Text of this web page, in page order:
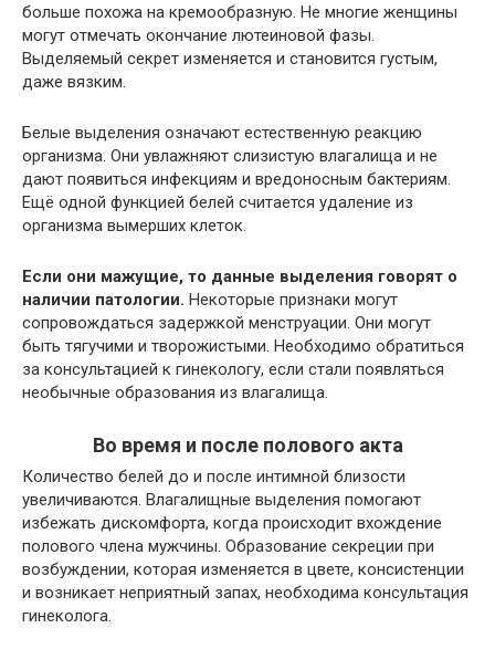
больше похожа на кремообразную. Не многие женщины
могут отмечать окончание лютеиновой фазы.
Выделяемый секрет изменяется и становится густым,
даже вязким.
Белые выделения означают естественную реакцию
организма. Они увлажняют слизистую влагалища и не
дают появиться инфекциям и вредоносным бактериям.
Ещё одной функцией белей считается удаление из
организма вымерших клеток.
Если они мажущие, то данные выделения говорят о
наличии патологии. Некоторые признаки могут
сопровождаться задержкой менструации. Они могут
быть тягучими и творожистыми. Необходимо обратиться
за консультацией к гинекологу, если стали появляться
необычные образования из влагалища.
Во время и после полового акта
Количество белей до и после интимной близости
увеличиваются. Влагалищные выделения помогают
избежать дискомфорта, когда происходит вхождение
полового члена мужчины. Образование секреции при
возбуждении, которая изменяется в цвете, консистенции
и возникает неприятный запах, необходима консультация
гинеколога.